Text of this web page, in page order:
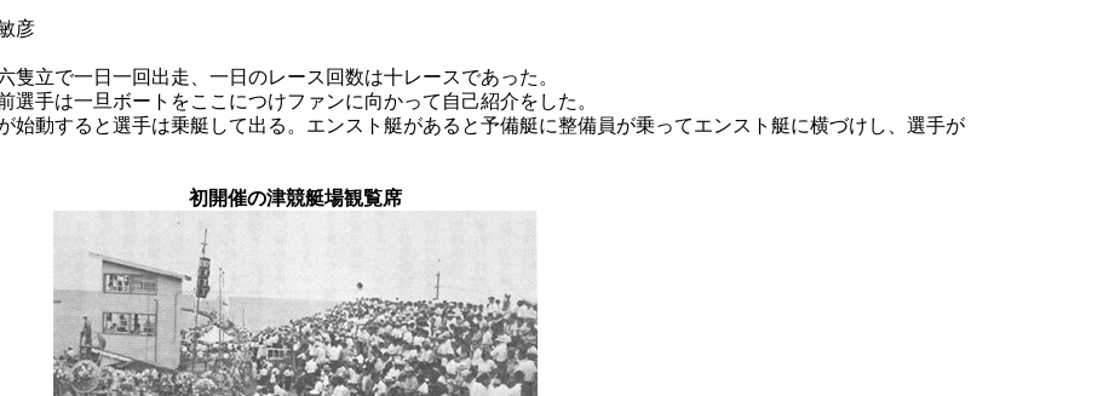
彦
隻立で一日一回出走、一日のレース回数は十レースであった。
選手は一旦ボートをここにつけファンに向かって自己紹介をした。
始動すると選手は乗艇して出る。エンスト艇があると予備艇に整備員が乗ってエンスト艇に横づけし、選手が
初開催の津競艇場観覧席